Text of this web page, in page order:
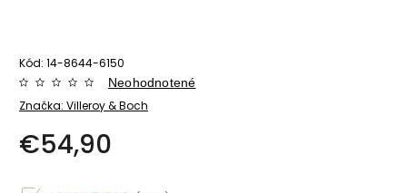
Kód: 14-8644-6150
Značka: Villeroy & Boch
Neohodnotené
€54,90